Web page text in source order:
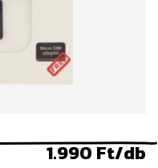
1.990 Ft/db